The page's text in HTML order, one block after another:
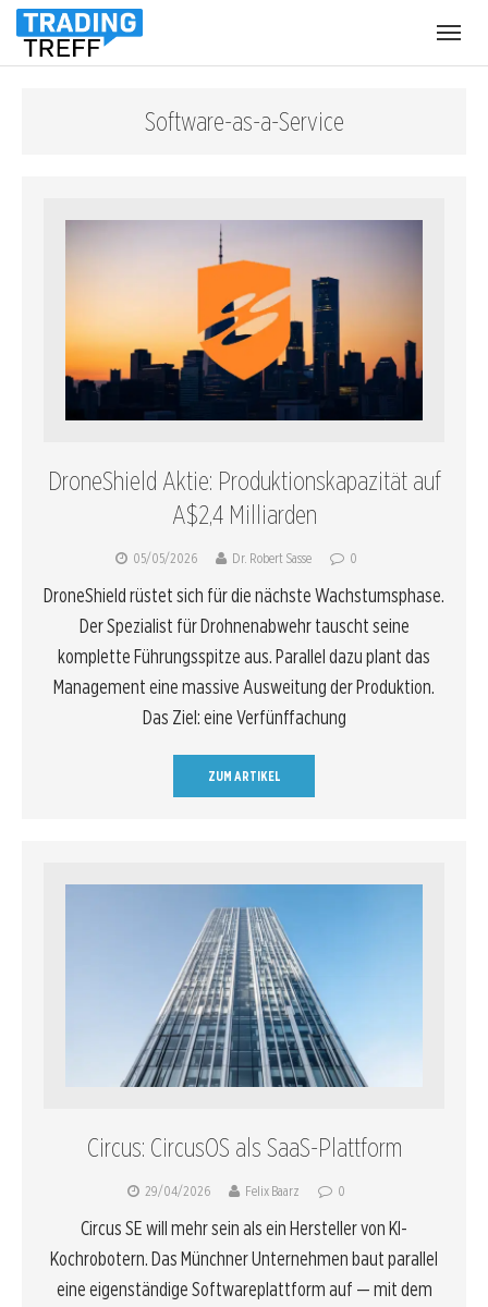
Software-as-a-Service
DroneShield Aktie: Produktionskapazität auf
A$2,4 Milliarden
05/05/2026 Dr. Robert Sasse 0
DroneShield rüstet sich für die nächste Wachstumsphase.
Der Spezialist für Drohnenabwehr tauscht seine
komplette Führungsspitze aus. Parallel dazu plant das
Management eine massive Ausweitung der Produktion.
Das Ziel: eine Verfünffachung
ZUM ARTIKEL
Circus: CircusOS als SaaS-Plattform
29/04/2026 Felix Baarz 0
Circus SE will mehr sein als ein Hersteller von KI-
Kochrobotern. Das Münchner Unternehmen baut parallel
eine eigenständige Softwareplattform auf — mit dem